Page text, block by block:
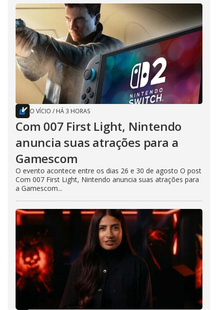
O VÍCIO / HÁ 3 HORAS
Com 007 First Light, Nintendo
anuncia suas atrações para a
Gamescom
O evento acontece entre os dias 26 e 30 de agosto O post
Com 007 First Light, Nintendo anuncia suas atrações para
a Gamescom...